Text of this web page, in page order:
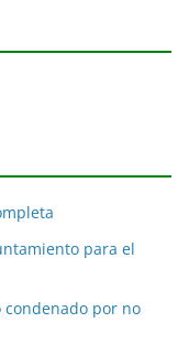
para el
condenado por no